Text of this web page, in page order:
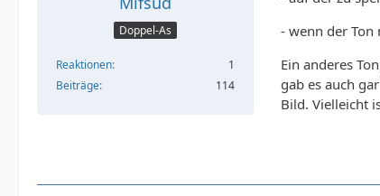
Doppel-As
Reaktionen
1
Beiträge
114
- wenn der Ton
Ein anderes
gab es auch
Bild. Vielleicht